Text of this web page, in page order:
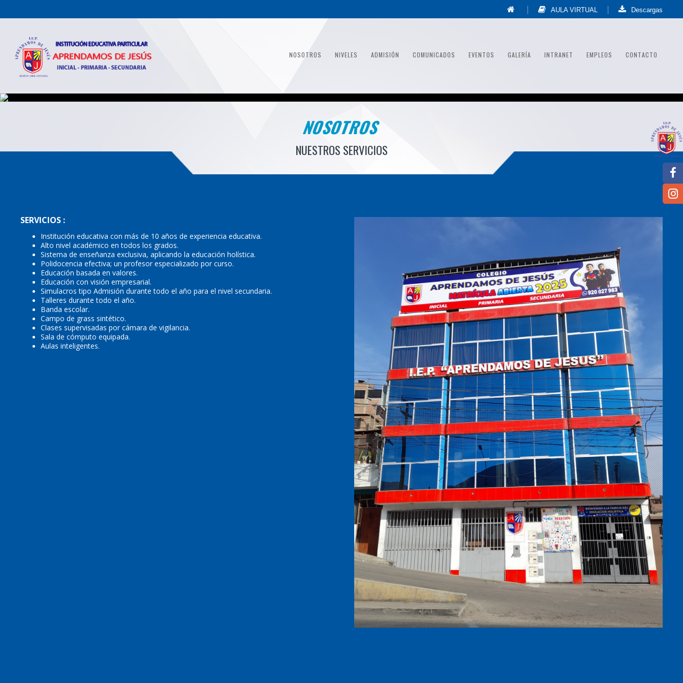
Descargas
AULA VIRTUAL
NOSOTROS NIVELES ADMISIÓN COMUNICADOS EVENTOS GALERÍA INTRANET EMPLEOS CONTACTO
NOSOTROS
NUESTROS SERVICIOS
SERVICIOS :
Institución educativa con más de 10 años de experiencia educativa.
Alto nivel académico en todos los grados.
Sistema de enseñanza exclusiva, aplicando la educación holística.
Polidocencia efectiva; un profesor especializado por curso.
Educación basada en valores.
Educación con visión empresarial.
Simulacros tipo Admisión durante todo el año para el nivel secundaria.
Talleres durante todo el año.
Banda escolar.
Campo de grass sintético.
Clases supervisadas por cámara de vigilancia.
Sala de cómputo equipada.
Aulas inteligentes.